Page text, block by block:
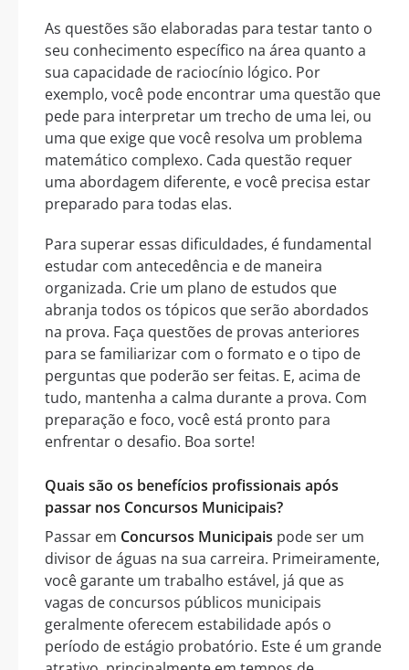
As questões são elaboradas para testar tanto o
seu conhecimento específico na área quanto a
sua capacidade de raciocínio lógico. Por
exemplo, você pode encontrar uma questão que
pede para interpretar um trecho de uma lei, ou
uma que exige que você resolva um problema
matemático complexo. Cada questão requer
uma abordagem diferente, e você precisa estar
preparado para todas elas.
Para superar essas dificuldades, é fundamental
estudar com antecedência e de maneira
organizada. Crie um plano de estudos que
abranja todos os tópicos que serão abordados
na prova. Faça questões de provas anteriores
para se familiarizar com o formato e o tipo de
perguntas que poderão ser feitas. E, acima de
tudo, mantenha a calma durante a prova. Com
preparação e foco, você está pronto para
enfrentar o desafio. Boa sorte!
Quais são os benefícios profissionais após
passar nos Concursos Municipais?
Passar em Concursos Municipais pode ser um
divisor de águas na sua carreira. Primeiramente,
você garante um trabalho estável, já que as
vagas de concursos públicos municipais
geralmente oferecem estabilidade após o
período de estágio probatório. Este é um grande